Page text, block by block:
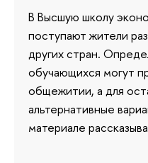
В Высшую школу
поступают жители
других стран.
обучающихся могут
общежитии, а для
альтернативные
материале